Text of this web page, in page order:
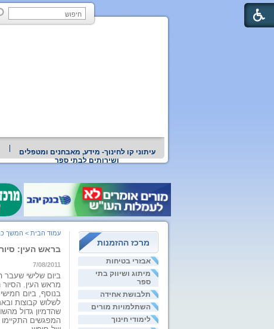
עיתוני קו לחינוך- מידע, מאבחנים ומטפלים
ושירותים לבתי ספר
מרכז ההזמנות
אבזרי בטיחות
מיתוג ושיווק בתי
ספר
תלבושת אחידה
השתלמויות מורים
לימודי חינוך
עמוד הבית > המשך
בראש העין:
7/08/2011
ביום שלישי שעבר
מראש העין. הסיור
בנוסף, ביום
לשלוש קבוצות
שהדמיון גדול
המפגשים